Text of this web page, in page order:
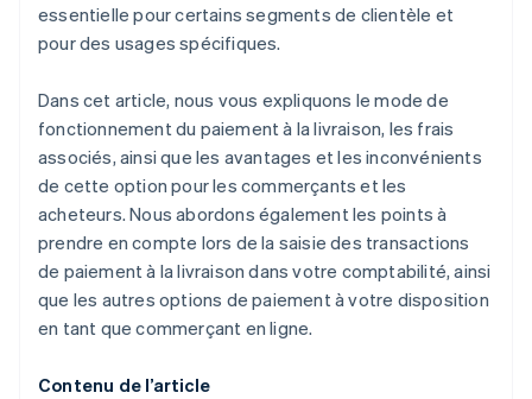
essentielle pour certains segments de clientèle et
pour des usages spécifiques.
Dans cet article, nous vous expliquons le mode de
fonctionnement du paiement à la livraison, les frais
associés, ainsi que les avantages et les inconvénients
de cette option pour les commerçants et les
acheteurs. Nous abordons également les points à
prendre en compte lors de la saisie des transactions
de paiement à la livraison dans votre comptabilité, ainsi
que les autres options de paiement à votre disposition
en tant que commerçant en ligne.
Contenu de l’article